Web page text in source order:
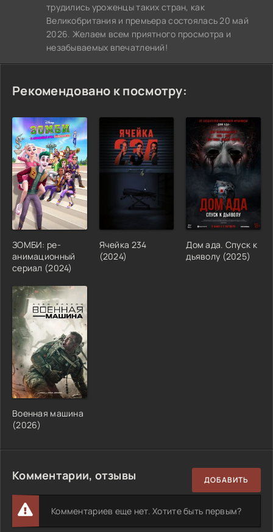
трудились уроженцы таких стран, как
Великобритания и премьера состоялась 20 май
2026. Желаем всем приятного просмотра и
незабываемых впечатлений!
Рекомендовано к посмотру:
ЗОМБИ: ре-
анимационный
сериал (2024)
Ячейка 234
(2024)
Дом ада. Спуск к
дьяволу (2025)
Военная машина
(2026)
Комментарии, отзывы ДОБАВИТЬ
Комментариев еще нет. Хотите быть первым?